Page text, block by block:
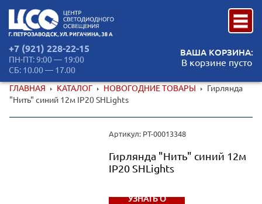
+7 (921) 228-22-15
ПН-ПТ: 9:00 — 19:00
СБ: 10.00 — 17.00
ВАША КОРЗИНА:
В корзине пусто
ГЛАВНАЯ КАТАЛОГ НОВОГОДНИЕ ТОВАРЫ
Гирлянда
"Нить" синий 12м IP20 SHLights
Артикул: РТ-00013348
Гирлянда "Нить" синий 12м
IP20 SHLights
УЗНАТЬ О